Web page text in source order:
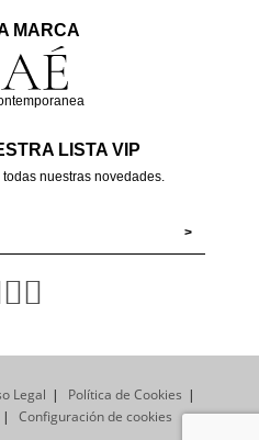
MARCA
LISTA VIP
nuestras novedades.
Legal
Política de Cookies
Configuración de cookies